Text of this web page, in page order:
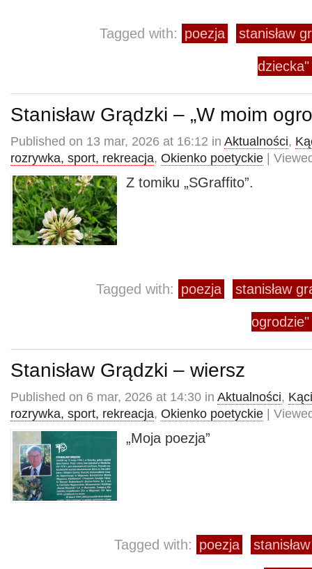
Tagged with: poezja stanisław
dziecka"
Stanisław Grądzki – „W moim
Published on 13 mar, 2026 at 16:12 in Aktualności,
rozrywka, sport, rekreacja, Okienko poetyckie |
Z tomiku „SGraffito”.
Tagged with: poezja stanisław
ogrodzie"
Stanisław Grądzki – wiersz
Published on 6 mar, 2026 at 14:30 in Aktualności,
rozrywka, sport, rekreacja, Okienko poetyckie |
„Moja poezja”
Tagged with: poezja